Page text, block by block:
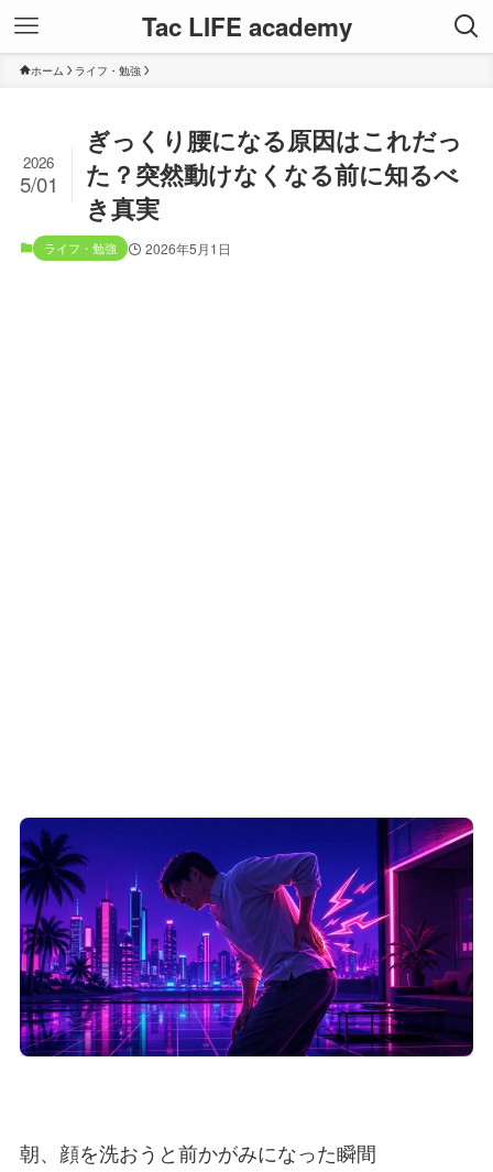
Tac LIFE academy
ホーム ライフ・勉強
ぎっくり腰になる原因はこれだっ
た？突然動けなくなる前に知るべ
き真実
2026
5/01
ライフ・勉強 2026年5月1日
朝、顔を洗おうと前かがみになった瞬間